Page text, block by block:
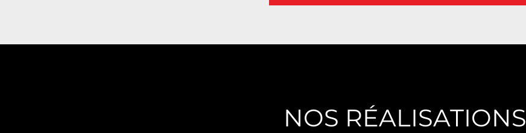
NOS RÉALISATIONS